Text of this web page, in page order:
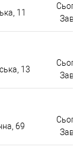
11
13
69